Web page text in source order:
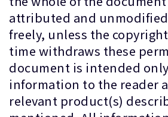
attributed and unmodified
freely, unless the
time withdraws these
document is intended
information to the reader
relevant product(s)